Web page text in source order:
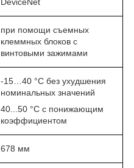
при помощи съемных
клеммных блоков с
винтовыми зажимами
-15…40 °C без ухудшения
номинальных значений
40...50 °C с понижающим
коэффициентом
678 мм